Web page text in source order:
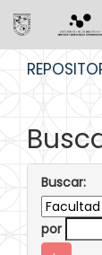
Buscar:
por